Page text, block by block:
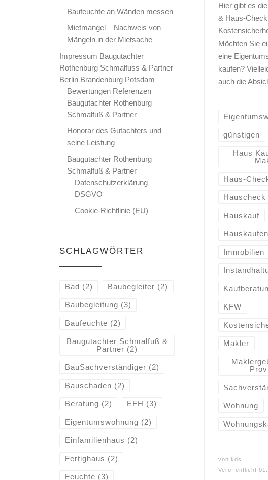
Hier gibt es
& Haus-
Möchten Sie
eine
kaufen?
auch die
günstigen
Haus
Haus-
Hauscheck
Hauskauf
Hauskaufen
Immobilien
KFW
Makler
Wohnung
von kds
Veröffentlicht
Baufeuchte an Wänden messen
Mietmangel – Nachweis von
Mängeln in der Mietsache
Impressum Baugutachter
Rothenburg Schmalfuss & Partner
Berlin Brandenburg Potsdam
Bewertungen Referenzen
Baugutachter Rothenburg
Schmalfuß & Partner
Honorar des Gutachters und
seine Leistung
Baugutachter Rothenburg
Schmalfuß & Partner
Datenschutzerklärung
DSGVO
Cookie-Richtlinie (EU)
SCHLAGWÖRTER
Bad (2) Baubegleiter (2)
Baubegleitung (3)
Baufeuchte (2)
Baugutachter Schmalfuß &
Partner (2)
BauSachverständiger (2)
Bauschaden (2)
Beratung (2) EFH (3)
Eigentumswohnung (2)
Einfamilienhaus (2)
Fertighaus (2)
Feuchte (3)